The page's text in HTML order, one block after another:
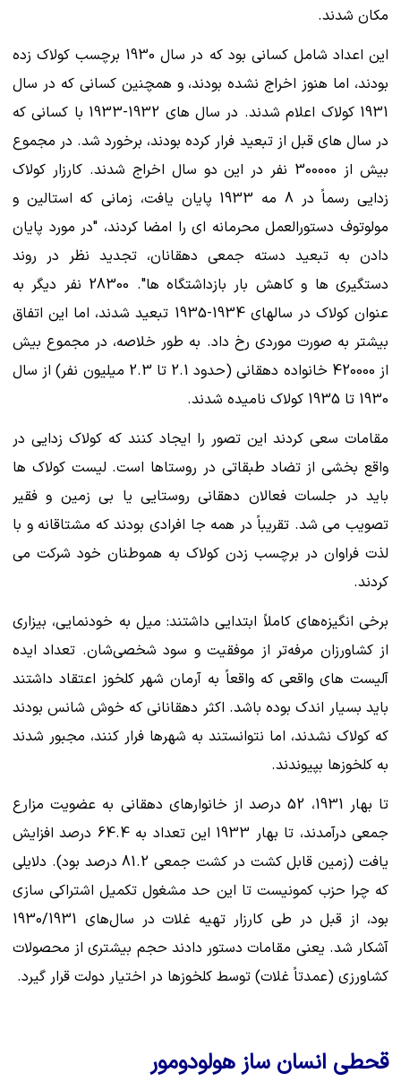
مکان شدند.
این اعداد شامل کسانی بود که در سال 1930 برچسب کولاک زده
بودند، اما هنوز اخراج نشده بودند، و همچنین کسانی که در سال
1931 کولاک اعلام شدند. در سال های 1932-1933 با کسانی که
در سال های قبل از تبعید فرار کرده بودند، برخورد شد. در مجموع
بیش از 300000 نفر در این دو سال اخراج شدند. کارزار کولاک
زدایی رسماً در 8 مه 1933 پایان یافت، زمانی که استالین و
مولوتوف دستورالعمل محرمانه ای را امضا کردند، "در مورد پایان
دادن به تبعید دسته جمعی دهقانان، تجدید نظر در روند
دستگیری ها و کاهش بار بازداشتگاه ها". 28300 نفر دیگر به
عنوان کولاک در سالهای 1934-1935 تبعید شدند، اما این اتفاق
بیشتر به صورت موردی رخ داد. به طور خلاصه، در مجموع بیش
از 420000 خانواده دهقانی (حدود 2.1 تا 2.3 میلیون نفر) از سال
1930 تا 1935 کولاک نامیده شدند.
مقامات سعی کردند این تصور را ایجاد کنند که کولاک زدایی در
واقع بخشی از تضاد طبقاتی در روستاها است. لیست کولاک ها
باید در جلسات فعالان دهقانی روستایی یا بی زمین و فقیر
تصویب می شد. تقریباً در همه جا افرادی بودند که مشتاقانه و با
لذت فراوان در برچسب زدن کولاک به هموطنان خود شرکت می
کردند.
برخی انگیزه‌های کاملاً ابتدایی داشتند: میل به خودنمایی، بیزاری
از کشاورزان مرفه‌تر از موفقیت و سود شخصی‌شان. تعداد ایده
آلیست های واقعی که واقعاً به آرمان شهر کلخوز اعتقاد داشتند
باید بسیار اندک بوده باشد. اکثر دهقانانی که خوش شانس بودند
که کولاک نشدند، اما نتوانستند به شهرها فرار کنند، مجبور شدند
به کلخوزها بپیوندند.
تا بهار 1931، 52 درصد از خانوارهای دهقانی به عضویت مزارع
جمعی درآمدند، تا بهار 1933 این تعداد به 64.4 درصد افزایش
یافت (زمین قابل کشت در کشت جمعی 81.2 درصد بود). دلایلی
که چرا حزب کمونیست تا این حد مشغول تکمیل اشتراکی سازی
بود، از قبل در طی کارزار تهیه غلات در سال‌های 1930/1931
آشکار شد. یعنی مقامات دستور دادند حجم بیشتری از محصولات
کشاورزی (عمدتاً غلات) توسط کلخوزها در اختیار دولت قرار گیرد.
قحطی انسان ساز هولودومور